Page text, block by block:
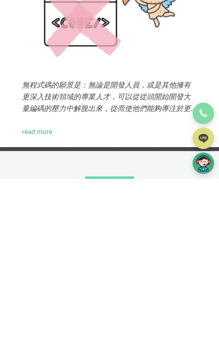
無程式碼的願景是：無論是開發人員，或是其他擁有
更深入技術領域的專業人才，可以從從頭開始開發大
量編碼的壓力中解脫出來，從而使他們能夠專注於更
read more